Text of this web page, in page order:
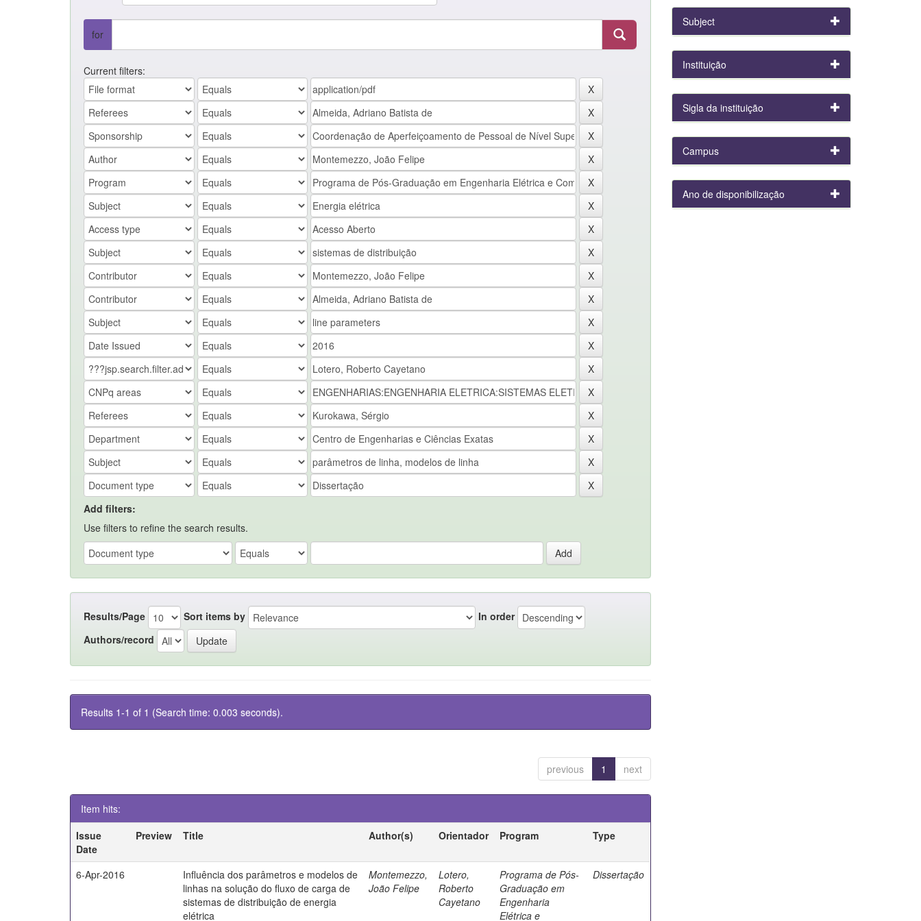
for
Current filters:
Add filters:
Use filters to refine the search results.
Results/Page Sort items by
In order
Authors/record
Results 1-1 of 1 (Search time: 0.003 seconds).
previous 1 next
Item hits:
Issue
Date
Preview Title Author(s) Orientador Program Type
6-Apr-2016
Influência dos parâmetros e modelos de
linhas na solução do fluxo de carga de
sistemas de distribuição de energia
elétrica
Montemezzo,
João Felipe
Lotero,
Roberto
Cayetano
Programa de Pós-
Graduação em
Engenharia
Elétrica e
Dissertação
Subject
Instituição
Sigla da instituição
Campus
Ano de disponibilização